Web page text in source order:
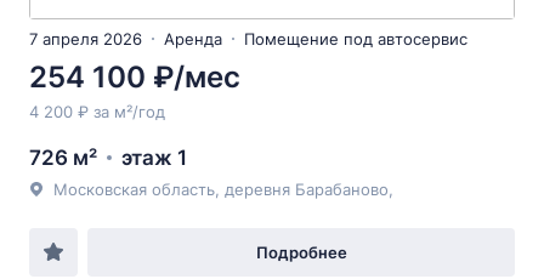
7 апреля 2026 Аренда Помещение под автосервис
254 100 ₽/мес
4 200 ₽ за м²/год
726 м² этаж 1
Московская область, деревня Барабаново,
Подробнее